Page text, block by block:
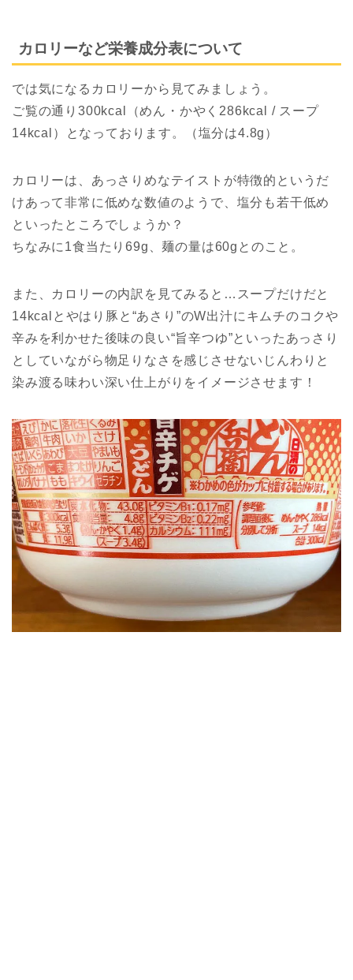
カロリーなど栄養成分表について
では気になるカロリーから見てみましょう。
ご覧の通り300kcal（めん・かやく286kcal / スープ
14kcal）となっております。（塩分は4.8g）
カロリーは、あっさりめなテイストが特徴的というだ
けあって非常に低めな数値のようで、塩分も若干低め
といったところでしょうか？
ちなみに1食当たり69g、麺の量は60gとのこと。
また、カロリーの内訳を見てみると…スープだけだと
14kcalとやはり豚と“あさり”のW出汁にキムチのコクや
辛みを利かせた後味の良い“旨辛つゆ”といったあっさり
としていながら物足りなさを感じさせないじんわりと
染み渡る味わい深い仕上がりをイメージさせます！